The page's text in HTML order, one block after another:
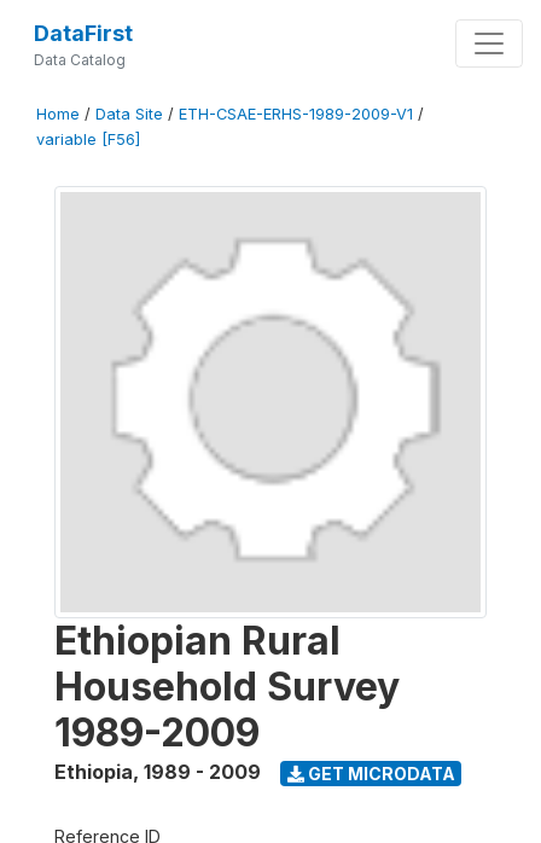
DataFirst
Data Catalog
Home / Data Site / ETH-CSAE-ERHS-1989-2009-V1 /
variable [F56]
Ethiopian Rural
Household Survey
1989-2009
Ethiopia, 1989 - 2009 GET MICRODATA
Reference ID